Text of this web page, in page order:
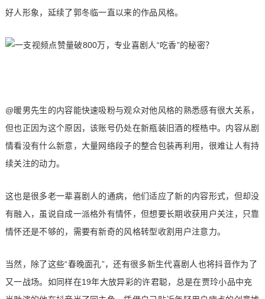
好人形象，延续了郭冬临一直以来的作品风格。
@暖男先生的内容能快速吸粉与观众对他风格的熟悉感有很大关系，
但也正因为这个原因，该账号仍处在新瓶装旧酒的桎梏中。内容从剧
情看没有什么新意，大量网络段子的整合包装再利用，很难让人有持
续关注的动力。
这也是很多老一辈喜剧人的通病，他们适应了新的内容形式，但却没
有融入，虽说自成一派格外有情怀，但想要长期收获用户关注，只靠
情怀还是不够的，需要有新奇的风格转型收割用户注意力。
当然，除了这些“春晚面孔”，还有很多新生代喜剧人也将抖音作为了
又一战场。如同样在19年大放异彩的许君聪，总是在贾玲小品中充